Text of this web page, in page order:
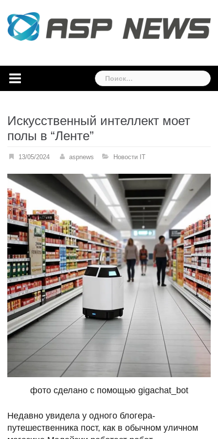
content
Найти:
Искусственный интеллект моет
полы в “Ленте”
13/05/2024 aspnews Новости IT
фото сделано с помощью gigachat_bot
Недавно увидела у одного блогера-
путешественника пост, как в обычном уличном